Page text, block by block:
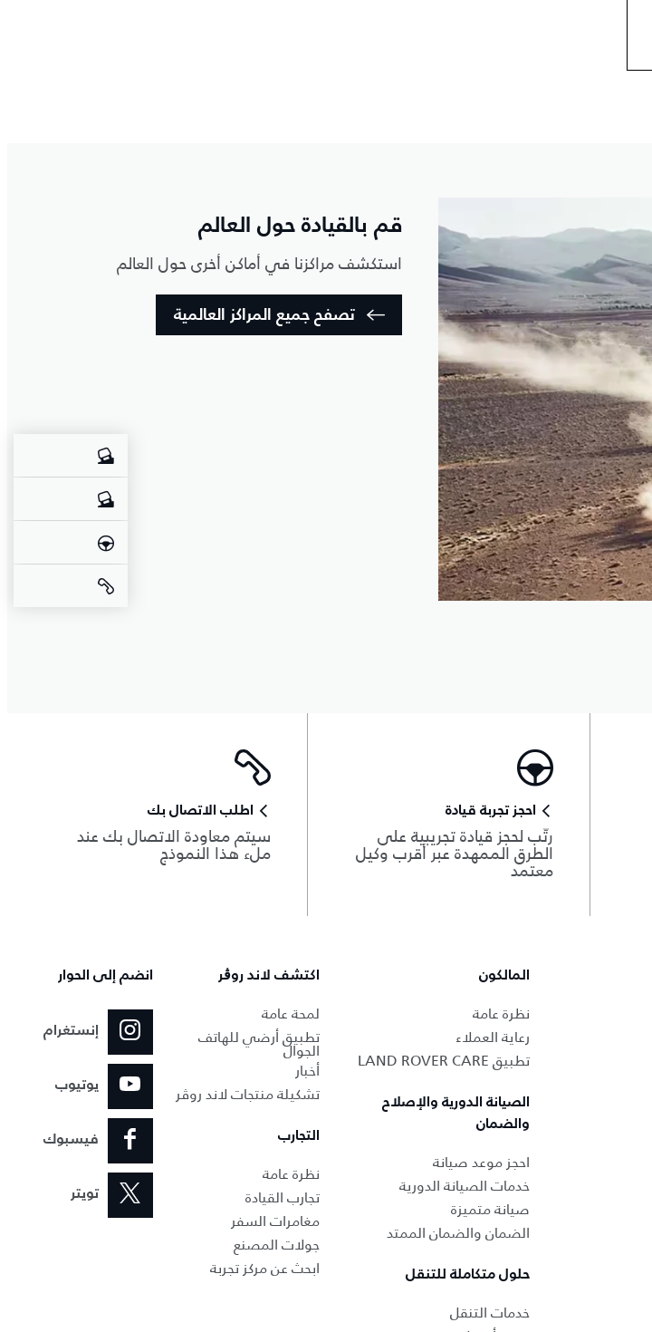
قم بالقيادة حول العالم
استكشف مراكزنا في أماكن أخرى حول العالم
تصفح جميع المراكز العالمية
احجز تجربة قيادة
رتّب لحجز قيادة تجريبية على
الطرق الممهدة عبر أقرب وكيل
معتمد
اطلب الاتصال بك
سيتم معاودة الاتصال بك عند
ملء هذا النموذج
المالكون
نظرة عامة
رعاية العملاء
تطبيق LAND ROVER CARE
الصيانة الدورية والإصلاح
والضمان
احجز موعد صيانة
خدمات الصيانة الدورية
صيانة متميزة
الضمان والضمان الممتد
حلول متكاملة للتنقل
خدمات التنقل
اكتشف لاند روڨر
لمحة عامة
تطبيق أرضي للهاتف
الجوال
أخبار
تشكيلة منتجات لاند روڤر
التجارب
نظرة عامة
تجارب القيادة
مغامرات السفر
جولات المصنع
ابحث عن مركز تجربة
انضم إلى الحوار
إنستغرام
يوتيوب
فيسبوك
تويتر